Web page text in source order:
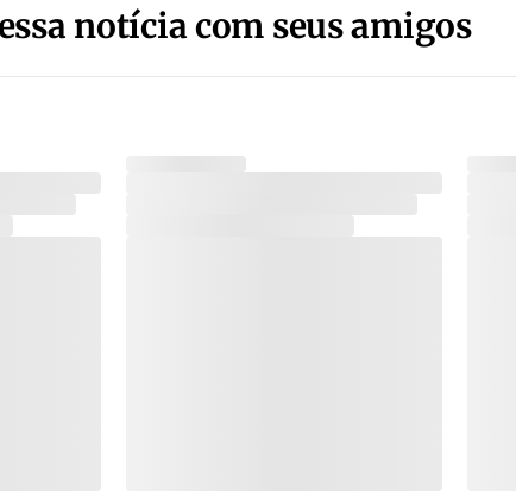
notícia com seus amigos